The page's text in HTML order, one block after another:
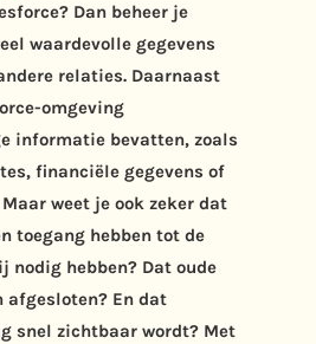
Dan beheer je
waardevolle gegevens
relaties. Daarnaast
omgeving
informatie bevatten, zoals
financiële gegevens of
weet je ook zeker dat
toegang hebben tot de
nodig hebben? Dat oude
afgesloten? En dat
snel zichtbaar wordt? Met